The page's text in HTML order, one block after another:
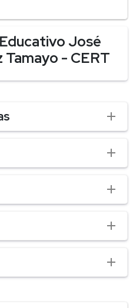
José
Tamayo - CERT